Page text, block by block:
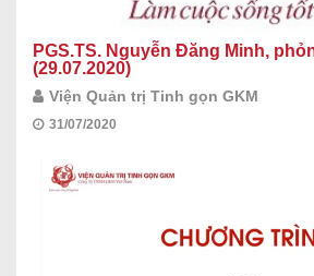
PGS.TS. Nguyễn Đăng Minh,
(29.07.2020)
Viện Quản trị Tinh gọn GKM
31/07/2020